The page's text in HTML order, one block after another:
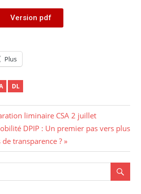
Version pdf
Plus
DL
liminaire CSA 2 juillet
DPIP : Un premier pas vers plus
transparence ?